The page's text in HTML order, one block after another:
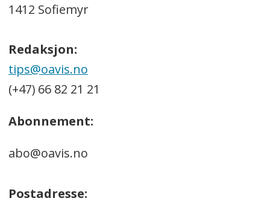
1412 Sofiemyr
Redaksjon:
tips@oavis.no
(+47) 66 82 21 21
Abonnement:
abo@oavis.no
Postadresse: